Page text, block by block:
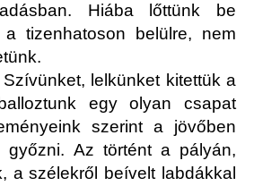
Hiába lőttünk be
tizenhatoson belülre, nem
lelkünket kitettük a
egy olyan csapat
szerint a jövőben
győzni. Az történt a pályán,
a szélekről beívelt labdákkal